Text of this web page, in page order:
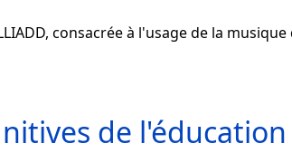
consacrée à l'usage de la
de l'éducation